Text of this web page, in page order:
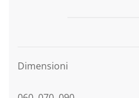
Dimensioni